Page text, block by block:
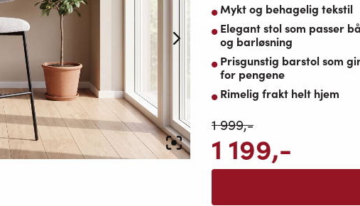
Mykt og behagelig tekstil
Elegant stol som passer
og barløsning
Prisgunstig barstol som
for pengene
Rimelig frakt helt hjem
1 999,-
1 199,-